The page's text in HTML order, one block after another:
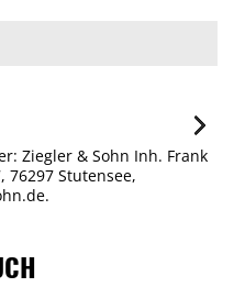
Ziegler & Sohn Inh. Frank
76297 Stutensee,